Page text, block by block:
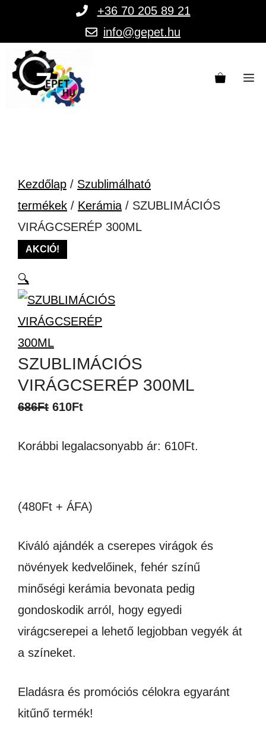
tartalomba
+36 70 205 89 21
info@gepet.hu
Kezdőlap / Szublimálható
termékek / Kerámia / SZUBLIMÁCIÓS
VIRÁGCSERÉP 300ML
AKCIÓ!
🔍
SZUBLIMÁCIÓS
VIRÁGCSERÉP 300ML
686Ft Original
was:
610FtCurrent
is:
Korábbi legalacsonyabb ár: 610Ft.
(480Ft + ÁFA)
Kiváló ajándék a cserepes virágok és
növények kedvelőinek, fehér színű
minőségi kerámia bevonata pedig
gondoskodik arról, hogy egyedi
virágcserepei a lehető legjobban vegyék át
a színeket.
Eladásra és promóciós célokra egyaránt
kitűnő termék!